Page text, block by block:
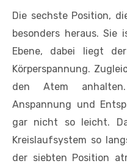
Die sechste Position,
besonders heraus.
Ebene, dabei liegt
Körperspannung.
den Atem
Anspannung und
gar nicht so leicht.
Kreislaufsystem so
der siebten Position